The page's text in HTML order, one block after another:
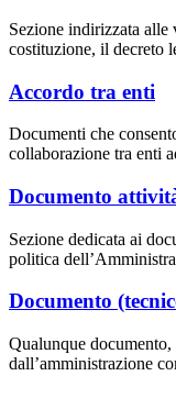
Sezione indirizzata
costituzione, il decreto
Accordo tra enti
Documenti che
collaborazione tra enti
Documento
Sezione dedicata ai
politica
Documento
Qualunque
dall’amministrazione